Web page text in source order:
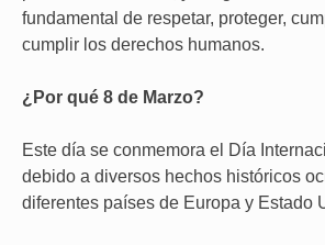
fundamental de respetar, proteger,
cumplir los derechos humanos.
¿Por qué 8 de Marzo?
Este día se conmemora el Día
debido a diversos hechos históricos
diferentes países de Europa y Estado